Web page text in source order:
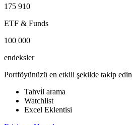
175 910
ETF & Funds
100 000
endeksler
Portföyünüzü en etkili şekilde takip edin
Tahvi̇l arama
Watchlist
Excel Eklentisi